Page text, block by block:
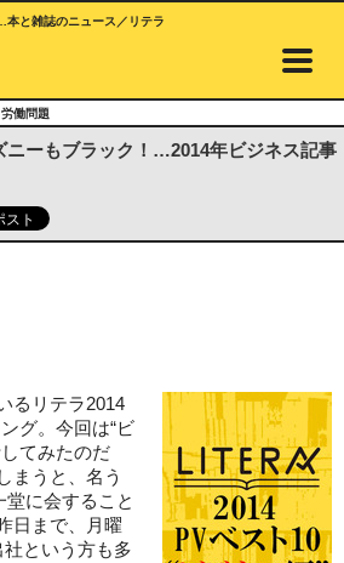
と雑誌のニュース／リテラ
労働問題
ニーもブラック！…2014年ビジネス記事
るリテラ2014
グ。今回は“ビ
てみたのだ
まうと、名う
堂に会すること
日まで、月曜
という方も多